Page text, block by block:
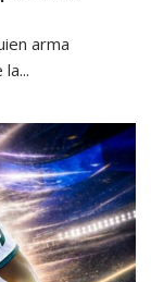
arma